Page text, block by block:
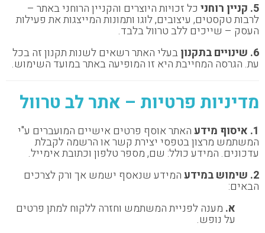
5. קניין רוחני
כל זכויות היוצרים והקניין הרוחני באתר –
לרבות טקסטים, עיצובים, לוגו ותמונות המייצגות את פעילות
העסק – שייכים ללב טרוול בלבד.
6. שינויים בתקנון
בעלי האתר רשאים לשנות תקנון זה בכל
עת. הגרסה המחייבת היא זו המופיעה באתר במועד השימוש.
מדיניות פרטיות – אתר לב טרוול
1. איסוף מידע האתר אוסף פרטים אישיים המועברים ע"י
המשתמש מרצון בטפסי יצירת קשר או הרשמה לקבלת
עדכונים. המידע כולל: שם, מספר טלפון וכתובת אימייל.
2. שימוש במידע
המידע שנאסף ישמש אך ורק לצרכים
הבאים:
א. מענה לפניית המשתמש וחזרה ללקוח למתן פרטים
על נופש.